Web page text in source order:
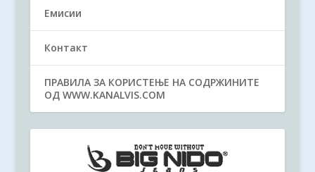
Емисии
Контакт
ПРАВИЛА ЗА КОРИСТЕЊЕ НА СОДРЖИНИТЕ
ОД WWW.KANALVIS.COM